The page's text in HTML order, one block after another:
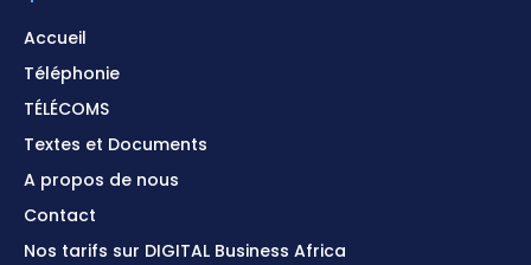
Accueil
Téléphonie
TÉLÉCOMS
Textes et Documents
A propos de nous
Contact
Nos tarifs sur DIGITAL Business Africa